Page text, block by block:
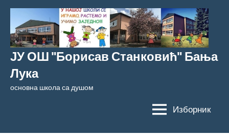
Скочи
садржај
ЈУ ОШ "Борисав Станковић" Бања
Лука
основна школа са душом
Изборник